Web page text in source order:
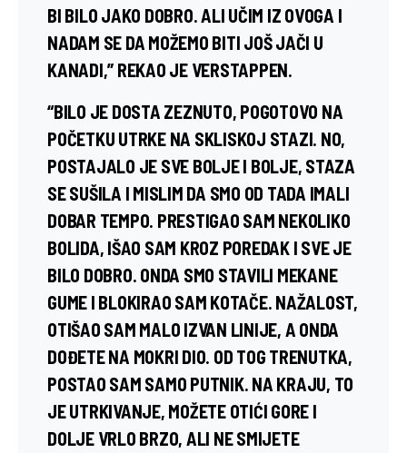
BI BILO JAKO DOBRO. ALI UČIM IZ OVOGA I
NADAM SE DA MOŽEMO BITI JOŠ JAČI U
KANADI,” REKAO JE VERSTAPPEN.
“BILO JE DOSTA ZEZNUTO, POGOTOVO NA
POČETKU UTRKE NA SKLISKOJ STAZI. NO,
POSTAJALO JE SVE BOLJE I BOLJE, STAZA
SE SUŠILA I MISLIM DA SMO OD TADA IMALI
DOBAR TEMPO. PRESTIGAO SAM NEKOLIKO
BOLIDA, IŠAO SAM KROZ POREDAK I SVE JE
BILO DOBRO. ONDA SMO STAVILI MEKANE
GUME I BLOKIRAO SAM KOTAČE. NAŽALOST,
OTIŠAO SAM MALO IZVAN LINIJE, A ONDA
DOĐETE NA MOKRI DIO. OD TOG TRENUTKA,
POSTAO SAM SAMO PUTNIK. NA KRAJU, TO
JE UTRKIVANJE, MOŽETE OTIĆI GORE I
DOLJE VRLO BRZO, ALI NE SMIJETE